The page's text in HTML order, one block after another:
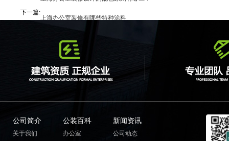
下一篇:上海办公室装修有哪些特种涂料
公司简介
关于我们
公装百科
办公室
新闻资讯
公司动态